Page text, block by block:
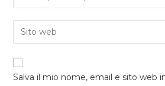
Salva il mio nome, email e sito web